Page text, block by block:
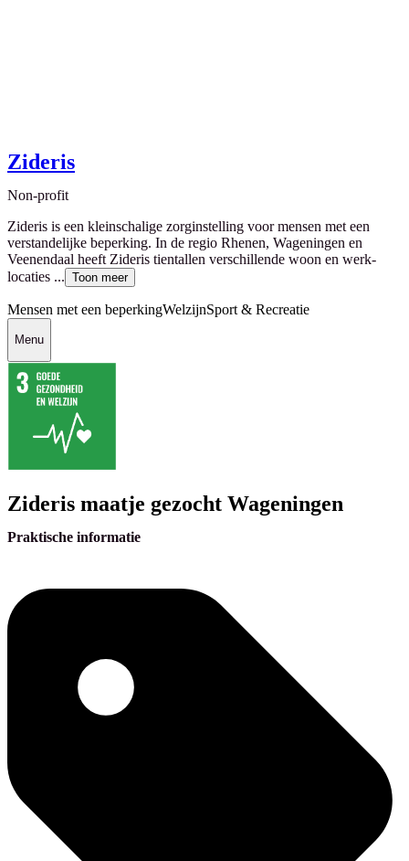
Zideris
Non-profit
Zideris is een kleinschalige zorginstelling voor mensen met een
verstandelijke beperking. In de regio Rhenen, Wageningen en
Veenendaal heeft Zideris tientallen verschillende woon en werk-
locaties ... Toon meer
Mensen met een beperkingWelzijnSport & Recreatie
Menu
Zideris maatje gezocht Wageningen
Praktische informatie